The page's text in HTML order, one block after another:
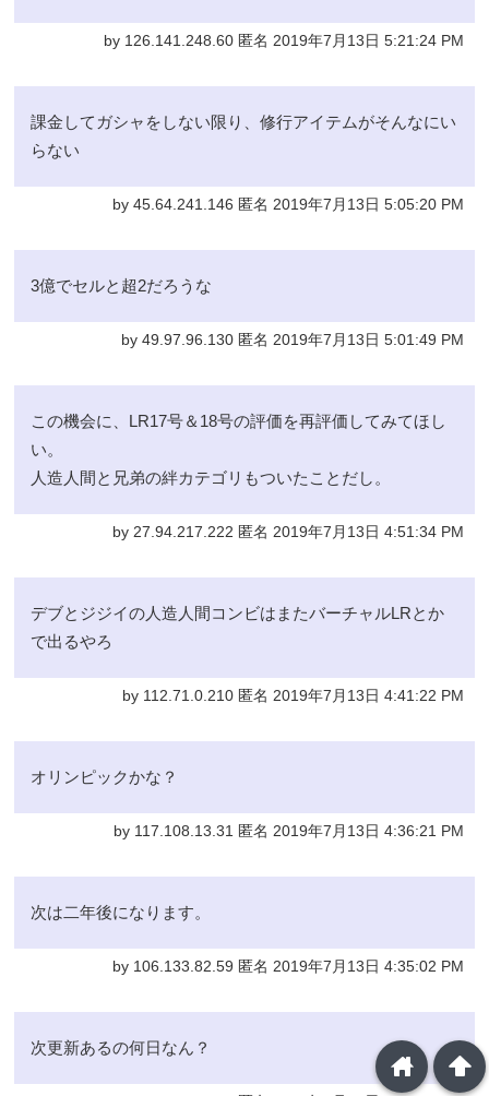
by 126.141.248.60 匿名 2019年7月13日 5:21:24 PM
課金してガシャをしない限り、修行アイテムがそんなにい
らない
by 45.64.241.146 匿名 2019年7月13日 5:05:20 PM
3億でセルと超2だろうな
by 49.97.96.130 匿名 2019年7月13日 5:01:49 PM
この機会に、LR17号＆18号の評価を再評価してみてほし
い。
人造人間と兄弟の絆カテゴリもついたことだし。
by 27.94.217.222 匿名 2019年7月13日 4:51:34 PM
デブとジジイの人造人間コンビはまたバーチャルLRとか
で出るやろ
by 112.71.0.210 匿名 2019年7月13日 4:41:22 PM
オリンピックかな？
by 117.108.13.31 匿名 2019年7月13日 4:36:21 PM
次は二年後になります。
by 106.133.82.59 匿名 2019年7月13日 4:35:02 PM
次更新あるの何日なん？
arrowup
home